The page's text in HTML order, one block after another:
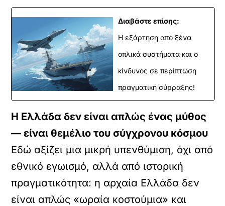
Διαβάστε επίσης:
Η εξάρτηση από ξένα
οπλικά συστήματα και ο
κίνδυνος σε περίπτωση
πραγματική σύρραξης!
Η Ελλάδα δεν είναι απλώς ένας μύθος
— είναι θεμέλιο του σύγχρονου κόσμου
Εδώ αξίζει μια μικρή υπενθύμιση, όχι από
εθνικό εγωισμό, αλλά από ιστορική
πραγματικότητα: η αρχαία Ελλάδα δεν
είναι απλώς «ωραία κοστούμια» και